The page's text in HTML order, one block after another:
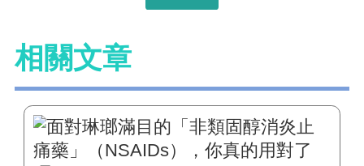
相關文章